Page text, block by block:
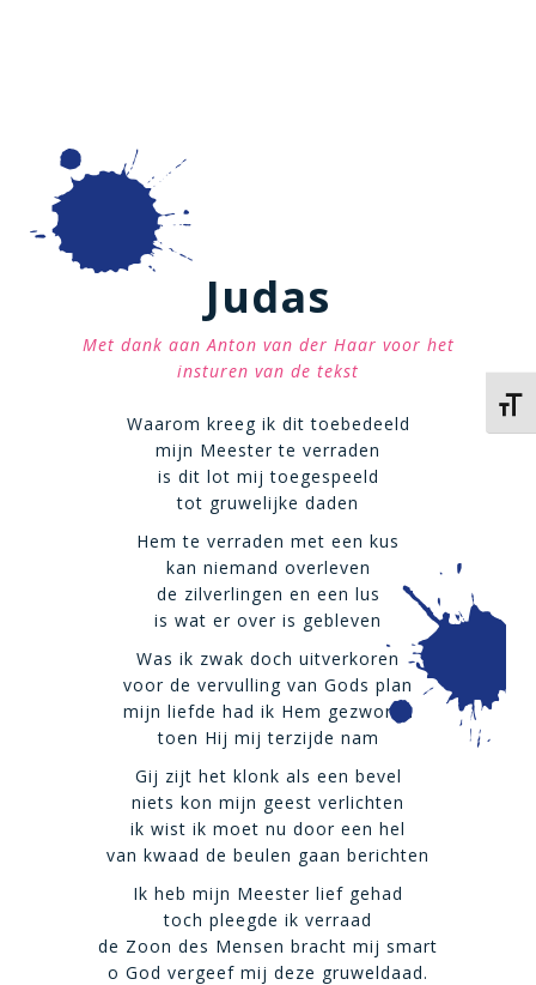
Judas
Met dank aan Anton van der Haar voor het
insturen van de tekst
Waarom kreeg ik dit toebedeeld
mijn Meester te verraden
is dit lot mij toegespeeld
tot gruwelijke daden
Hem te verraden met een kus
kan niemand overleven
de zilverlingen en een lus
is wat er over is gebleven
Was ik zwak doch uitverkoren
voor de vervulling van Gods plan
mijn liefde had ik Hem gezworen
toen Hij mij terzijde nam
Gij zijt het klonk als een bevel
niets kon mijn geest verlichten
ik wist ik moet nu door een hel
van kwaad de beulen gaan berichten
Ik heb mijn Meester lief gehad
toch pleegde ik verraad
de Zoon des Mensen bracht mij smart
o God vergeef mij deze gruweldaad.